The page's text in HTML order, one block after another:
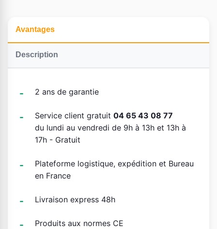
Avantages
Description
2 ans de garantie
Service client gratuit 04 65 43 08 77
du lundi au vendredi de 9h à 13h et 13h à
17h - Gratuit
Plateforme logistique, expédition et Bureau
en France
Livraison express 48h
Produits aux normes CE